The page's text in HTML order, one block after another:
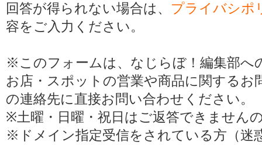
回答が得られない場合は、 プライバシポ
容をご入力ください。
※このフォームは、なじらぼ！編集部へ
お店・スポットの営業や商品に関する
の連絡先に直接お問い合わせください。
※土曜・日曜・祝日はご返答できません
※ドメイン指定受信をされている方（迷